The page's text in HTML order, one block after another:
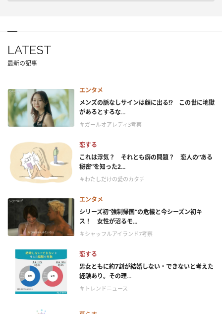
LATEST
最新の記事
エンタメ
メンズの脈なしサインは顔に出る!? この世に地獄
があるとするな...
＃ガールオアレディ3考察
恋する
これは浮気？ それとも癖の問題？ 恋人の“ある
秘密”を知った2...
＃わたしだけの愛のカタチ
エンタメ
シリーズ初“強制帰国”の危機と今シーズン初キ
ス！ 女性が沼るモ...
＃シャッフルアイランド7考察
恋する
男女ともに約7割が結婚しない・できないと考えた
経験あり。その理...
＃トレンドニュース